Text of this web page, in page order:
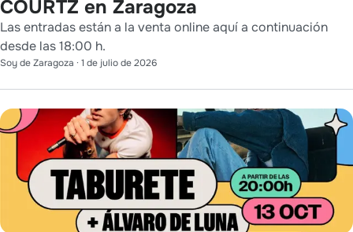
COURTZ en Zaragoza
Las entradas están a la venta online aquí a continuación
desde las 18:00 h.
Soy de Zaragoza · 1 de julio de 2026